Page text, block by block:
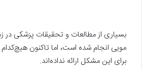
بسیاری از مطالعات و تحقیقات پزشکی در
مویی انجام شده است، اما تاکنون
برای این مشکل ارائه نداده‌اند.